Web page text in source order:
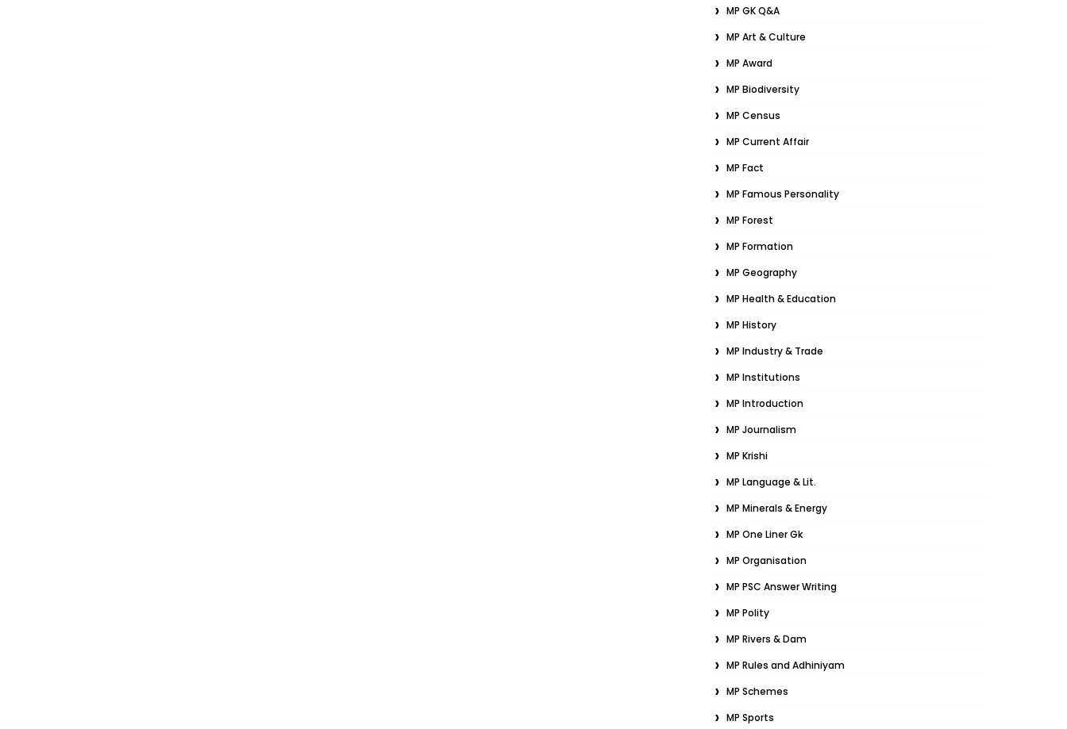
MP GK Q&A
MP Art & Culture
MP Award
MP Biodiversity
MP Census
MP Current Affair
MP Fact
MP Famous Personality
MP Forest
MP Formation
MP Geography
MP Health & Education
MP History
MP Industry & Trade
MP Institutions
MP Introduction
MP Journalism
MP Krishi
MP Language & Lit.
MP Minerals & Energy
MP One Liner Gk
MP Organisation
MP PSC Answer Writing
MP Polity
MP Rivers & Dam
MP Rules and Adhiniyam
MP Schemes
MP Sports